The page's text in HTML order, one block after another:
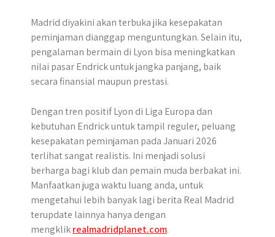
Madrid diyakini akan terbuka jika kesepakatan
peminjaman dianggap menguntungkan. Selain itu,
pengalaman bermain di Lyon bisa meningkatkan
nilai pasar Endrick untuk jangka panjang, baik
secara finansial maupun prestasi.
Dengan tren positif Lyon di Liga Europa dan
kebutuhan Endrick untuk tampil reguler, peluang
kesepakatan peminjaman pada Januari 2026
terlihat sangat realistis. Ini menjadi solusi
berharga bagi klub dan pemain muda berbakat ini.
Manfaatkan juga waktu luang anda, untuk
mengetahui lebih banyak lagi berita Real Madrid
terupdate lainnya hanya dengan
mengklikrealmadridplanet.com.